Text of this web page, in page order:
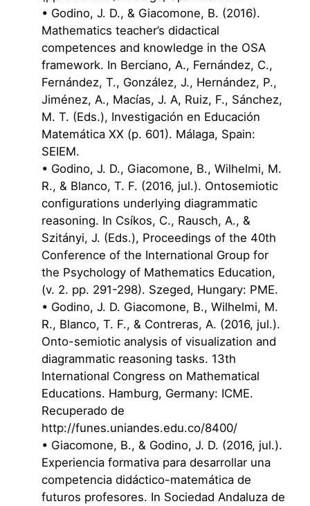
• Godino, J. D., & Giacomone, B. (2016).
Mathematics teacher’s didactical
competences and knowledge in the OSA
framework. In Berciano, A., Fernández, C.,
Fernández, T., González, J., Hernández, P.,
Jiménez, A., Macías, J. A, Ruiz, F., Sánchez,
M. T. (Eds.), Investigación en Educación
Matemática XX (p. 601). Málaga, Spain:
SEIEM.
• Godino, J. D., Giacomone, B., Wilhelmi, M.
R., & Blanco, T. F. (2016, jul.). Ontosemiotic
configurations underlying diagrammatic
reasoning. In Csíkos, C., Rausch, A., &
Szitányi, J. (Eds.), Proceedings of the 40th
Conference of the International Group for
the Psychology of Mathematics Education,
(v. 2. pp. 291-298). Szeged, Hungary: PME.
• Godino, J. D. Giacomone, B., Wilhelmi, M.
R., Blanco, T. F., & Contreras, A. (2016, jul.).
Onto-semiotic analysis of visualization and
diagrammatic reasoning tasks. 13th
International Congress on Mathematical
Educations. Hamburg, Germany: ICME.
Recuperado de
http://funes.uniandes.edu.co/8400/
• Giacomone, B., & Godino, J. D. (2016, jul.).
Experiencia formativa para desarrollar una
competencia didáctico-matemática de
futuros profesores. In Sociedad Andaluza de